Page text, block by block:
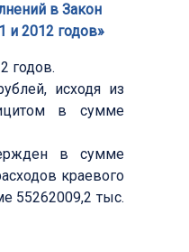
в Закон
и 2012 годов»
годов.
исходя из
в сумме
в сумме
краевого
55262009,2 тыс.